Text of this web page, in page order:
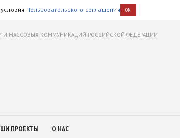
Пользовательского соглашения OK
И МАССОВЫХ КОММУНИКАЦИЙ РОССИЙСКОЙ ФЕДЕРАЦИИ
ПРОЕКТЫ О НАС